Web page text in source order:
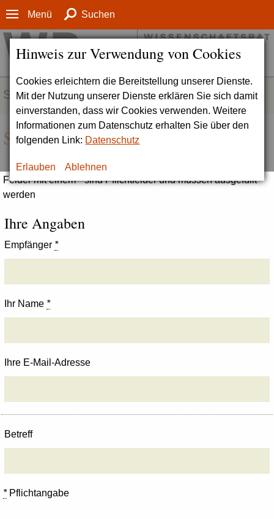
Hinweis zur Verwendung von Cookies
Cookies erleichtern die Bereitstellung unserer Dienste.
Mit der Nutzung unserer Dienste erklären Sie sich damit
einverstanden, dass wir Cookies verwenden. Weitere
Informationen zum Datenschutz erhalten Sie über den
folgenden Link: Datenschutz
Erlauben Ablehnen
Menü Suchen
SERVICE
Seite empfehlen
Felder mit einem * sind Pflichtfelder und müssen ausgefüllt
werden
Ihre Angaben
Empfänger *
Ihr Name *
Ihre E-Mail-Adresse
Betreff
*Pflichtangabe